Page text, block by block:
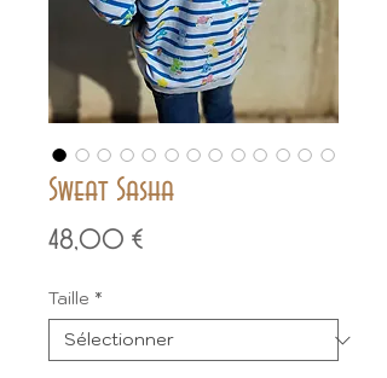
Sweat Sasha
48,00 €Prix
Taille *